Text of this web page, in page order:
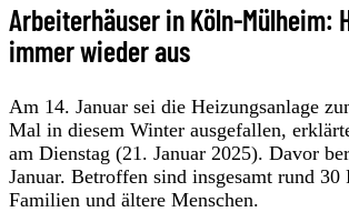
Arbeiterhäuser in Köln-Mülheim:
immer wieder aus
Am 14. Januar sei die Heizungsanlage
Mal in diesem Winter ausgefallen,
am Dienstag (21. Januar 2025). Davor
Januar. Betroffen sind insgesamt rund 30
Familien und ältere Menschen.